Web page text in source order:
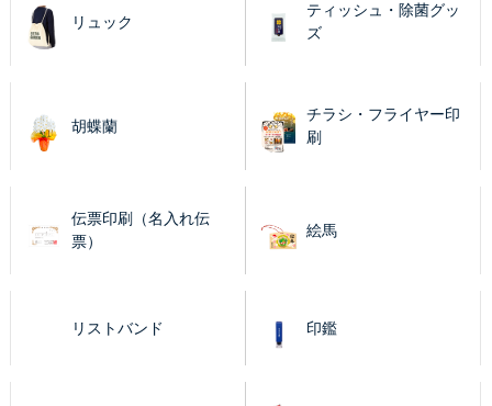
リュック
ティッシュ・除菌グッ
ズ
胡蝶蘭
チラシ・フライヤー印
刷
伝票印刷（名入れ伝
票）
絵馬
リストバンド 印鑑